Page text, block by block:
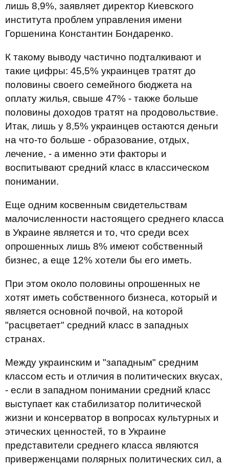
лишь 8,9%, заявляет директор Киевского
института проблем управления имени
Горшенина Константин Бондаренко.
К такому выводу частично подталкивают и
такие цифры: 45,5% украинцев тратят до
половины своего семейного бюджета на
оплату жилья, свыше 47% - также больше
половины доходов тратят на продовольствие.
Итак, лишь у 8,5% украинцев остаются деньги
на что-то больше - образование, отдых,
лечение, - а именно эти факторы и
воспитывают средний класс в классическом
понимании.
Еще одним косвенным свидетельствам
малочисленности настоящего среднего класса
в Украине является и то, что среди всех
опрошенных лишь 8% имеют собственный
бизнес, а еще 12% хотели бы его иметь.
При этом около половины опрошенных не
хотят иметь собственного бизнеса, который и
является основной почвой, на которой
"расцветает" средний класс в западных
странах.
Между украинским и "западным" средним
классом есть и отличия в политических вкусах,
- если в западном понимании средний класс
выступает как стабилизатор политической
жизни и консерватор в вопросах культурных и
этических ценностей, то в Украине
представители среднего класса являются
приверженцами полярных политических сил, а